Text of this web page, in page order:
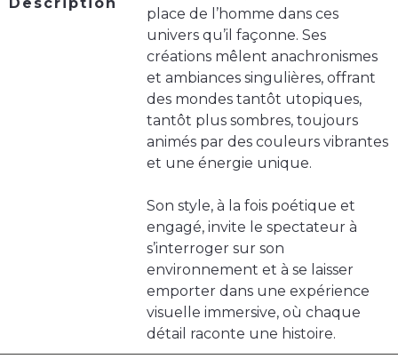
place de l’homme dans ces
univers qu’il façonne. Ses
créations mêlent anachronismes
et ambiances singulières, offrant
des mondes tantôt utopiques,
tantôt plus sombres, toujours
animés par des couleurs vibrantes
et une énergie unique.
Son style, à la fois poétique et
engagé, invite le spectateur à
s’interroger sur son
environnement et à se laisser
emporter dans une expérience
visuelle immersive, où chaque
détail raconte une histoire.